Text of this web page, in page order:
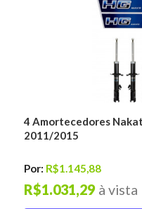
4 Amortecedores
2011/2015
Por: R$1.145,88
à vista
R$1.031,29